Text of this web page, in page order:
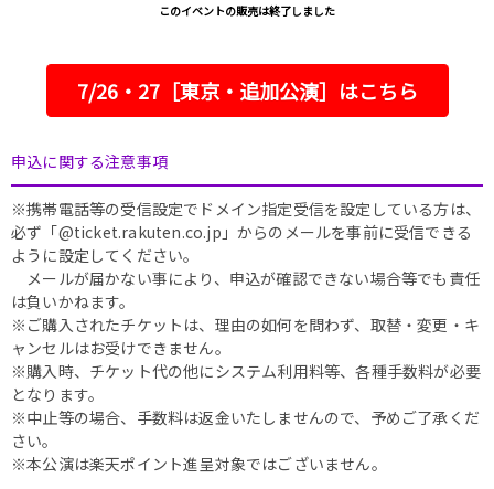
このイベントの販売は終了しました
7/26・27［東京・追加公演］はこちら
申込に関する注意事項
※携帯電話等の受信設定でドメイン指定受信を設定している方は、
必ず「@ticket.rakuten.co.jp」からのメールを事前に受信できる
ように設定してください。
メールが届かない事により、申込が確認できない場合等でも責任
は負いかねます。
※ご購入されたチケットは、理由の如何を問わず、取替・変更・キ
ャンセルはお受けできません。
※購入時、チケット代の他にシステム利用料等、各種手数料が必要
となります。
※中止等の場合、手数料は返金いたしませんので、予めご了承くだ
さい。
※本公演は楽天ポイント進呈対象ではございません。